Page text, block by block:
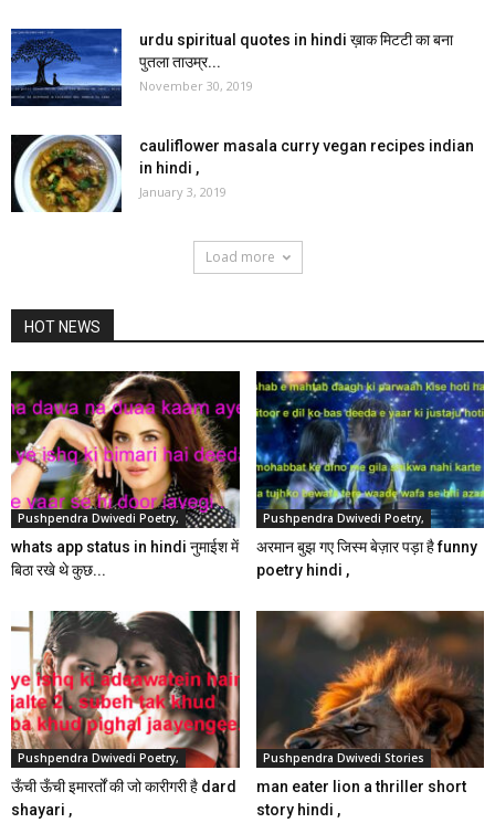
urdu spiritual quotes in hindi ख़ाक मिटटी का बना
पुतला ताउम्र...
November 30, 2019
cauliflower masala curry vegan recipes indian
in hindi ,
January 3, 2019
Load more
HOT NEWS
Pushpendra Dwivedi Poetry,
whats app status in hindi नुमाईश में
बिठा रखे थे कुछ...
Pushpendra Dwivedi Poetry,
अरमान बुझ गए जिस्म बेज़ार पड़ा है funny
poetry hindi ,
Pushpendra Dwivedi Poetry,
ऊँची ऊँची इमारर्तों की जो कारीगरी है dard
shayari ,
Pushpendra Dwivedi Stories
man eater lion a thriller short
story hindi ,